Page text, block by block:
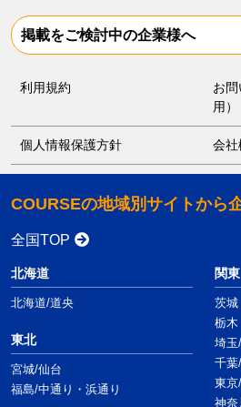
掲載をご検討中の企業様へ
利用規約
お
用）
個人情報保護方針 会社
COURSEの地域別サイトから
全国TOP
北海道
北海道/道央
東北
宮城/仙台
福島/中通り・浜通り
関東
茨城
栃木
埼玉
千葉
東京
神奈